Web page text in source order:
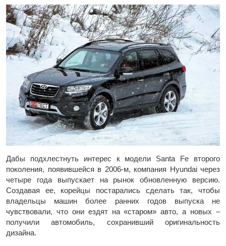
Дабы подхлестнуть интерес к модели Santa Fe второго
поколения, появившейся в 2006-м, компания Hyundai через
четыре года выпускает на рынок обновленную версию.
Создавая ее, корейцы постарались сделать так, чтобы
владельцы машин более ранних годов выпуска не
чувствовали, что они ездят на «старом» авто, а новых –
получили автомобиль, сохранивший оригинальность
дизайна.